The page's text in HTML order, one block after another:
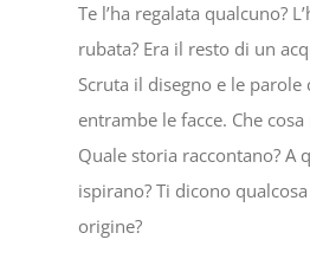
Te l’ha regalata qualcuno?
rubata? Era il resto di un
Scruta il disegno e le parole
entrambe le facce. Che
Quale storia raccontano? A
ispirano? Ti dicono
origine?